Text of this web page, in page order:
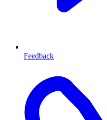
Feedback